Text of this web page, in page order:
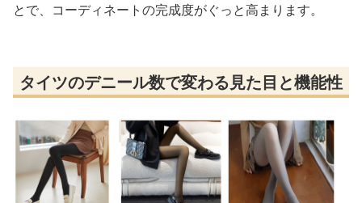
とで、コーディネートの完成度がぐっと高まります。
タイツのデニール数で変わる見た目と機能性